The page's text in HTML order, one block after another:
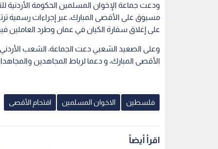
ودعت جماعة الإخوان المسلمين الحكومة الأردنية
مسبوق على الأقصى المبارك، عبر إجراءات رسمية
على إغلاق سفارة الكيان في عمان وطرد العاملين
وعلى الصعيد الشعبي دعت الجماعة، الشعب
الأقصى المبارك، و دعما لرباط المجاهدين
فلسطين الاخوان المسلمين اقتحام الأقصى
اقرأ أيضاً